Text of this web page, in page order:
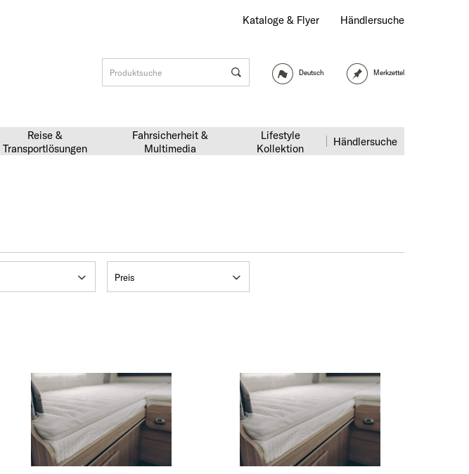
Kataloge & Flyer Händlersuche
Deutsch Merkzettel
Reise &
Transportlösungen
Fahrsicherheit &
Multimedia
Lifestyle
Kollektion
Händlersuche
Preis
Übernehmen